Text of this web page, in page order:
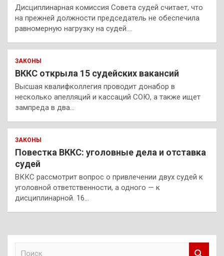
Дисциплинарная комиссия Совета судей считает, что
на прежней должности председатель не обеспечила
равномерную нагрузку на судей.…
ЗАКОНЫ
ВККС открыла 15 судейских вакансий
Высшая квалифколлегия проводит донабор в
несколько апелляций и кассаций СОЮ, а также ищет
зампреда в два…
ЗАКОНЫ
Повестка ВККС: уголовные дела и отставка
судей
ВККС рассмотрит вопрос о привлечении двух судей к
уголовной ответственности, а одного — к
дисциплинарной. 16…